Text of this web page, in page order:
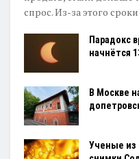
спрос. Из-за этого
Парадокс
начнётся
В Москве
Ученые из